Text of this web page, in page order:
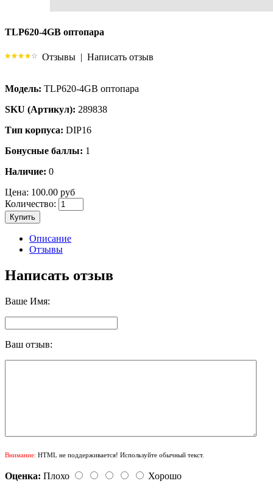
TLP620-4GB оптопара
Отзывы | Написать отзыв
Модель: TLP620-4GB оптопара
SKU (Артикул): 289838
Тип корпуса: DIP16
Бонусные баллы: 1
Наличие: 0
Цена: 100.00 руб
Количество:
Купить
Описание
Отзывы
Написать отзыв
Ваше Имя:
Ваш отзыв:
Внимание: HTML не поддерживается! Используйте обычный текст.
Оценка: Плохо
Хорошо